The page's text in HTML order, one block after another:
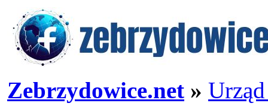
Zebrzydowice.net »